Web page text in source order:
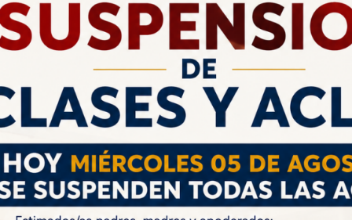
Miércoles 05: Jornada Pastoral 4to A
Lunes 03: Feria de la Educación Superior
Martes 04: Jornada Pastoral 4to B
Ver Todos
PASTORAL
ALIMENTOS CAMPAÑA DEL KILO